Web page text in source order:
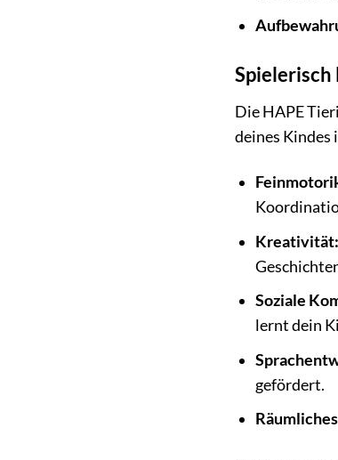
Die HAPE
deines Kindes
Kreativität:
Soziale
lernt dein
gefördert.